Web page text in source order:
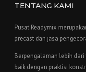
TENTANG KAMI
Pusat Readymix
precast dan jasa
Berpengalaman lebih
baik dengan praktisi